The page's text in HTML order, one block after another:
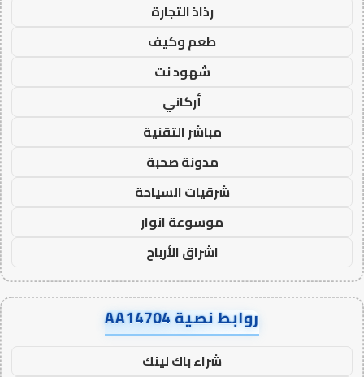
رذاذ التجارة
طعم وكيف
شهود نت
أركاني
مباشر التقنية
مدونة صحبة
شرقيات السياحة
موسوعة انوار
اشراق الأرباح
روابط نصية AA14704
شراء باك لينك